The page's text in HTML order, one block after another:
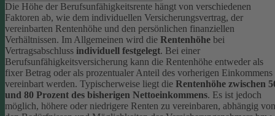
Die Höhe der Berufsunfähigkeitsrente hängt von verschiedenen
Faktoren ab, wie dem individuellen Versicherungsvertrag, der
vereinbarten Rentenhöhe und den persönlichen finanziellen
Verhältnissen. Im Allgemeinen wird die Rentenhöhe bei
Vertragsabschluss individuell festgelegt. Bei einer
Berufsunfähigkeitsversicherung kann die Rentenhöhe entweder als
fixer Betrag oder als prozentualer Anteil des vorherigen Einkommens
vereinbart werden. Typischerweise liegt die Rentenhöhe zwischen
und 80 Prozent des bisherigen Nettoeinkommens. Es ist jedoch
möglich, höhere oder niedrigere Renten zu vereinbaren, abhängig von